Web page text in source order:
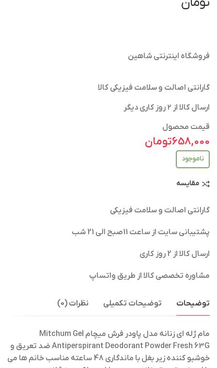
فروشگاه اینترنتی شاهین
گارانتی اصالت و سلامت فیزیکی کالا
ارسال کالا از ۲ روز کاری دیگر
قیمت محصول
658,000تومان
ناموجود
مقایسه
گارانتی اصالت و سلامت فیزیکی
پشتیبانی سایت از ساعت 11صبح الی 21 شب
ارسال کالا از 2 روز کاری
مشاوره تخصصی کالا از طریق واتساپ
توضیحات توضیحات تکمیلی نظرات (0)
مام ژله ای زنانه مدل پاودر فرش میچام Mitchum Gel
Antiperspirant Deodorant Powder Fresh 63G ضد تعریق و
خوشبو کننده زیر بغل با ماندگاری 48 ساعته مناسب خانم ها می